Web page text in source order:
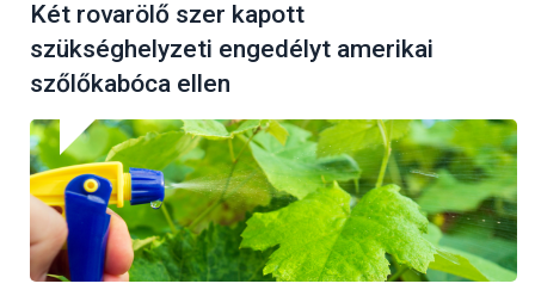
Két rovarölő szer kapott
szükséghelyzeti engedélyt amerikai
szőlőkabóca ellen